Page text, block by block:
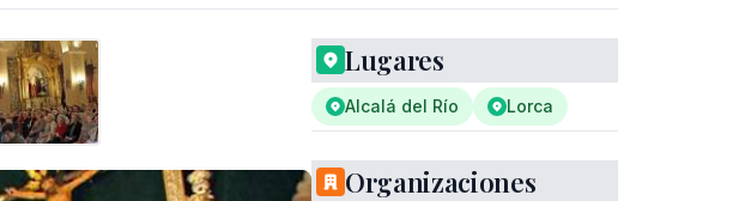
Lugares
Alcalá del Río Lorca
Organizaciones